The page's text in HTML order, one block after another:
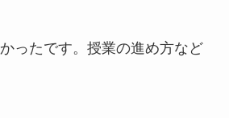
ったです。授業の進め方など